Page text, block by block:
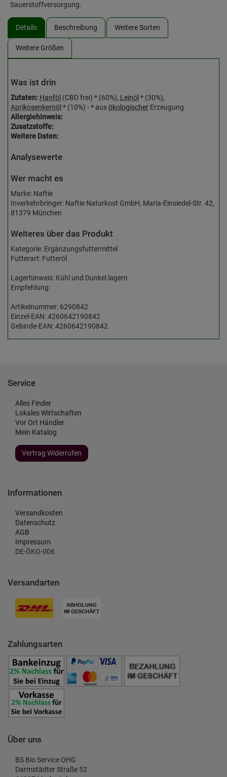
Sauerstoffversorgung.
Details Beschreibung Weitere Sorten
Weitere Größen
Was ist drin
Zutaten: Hanföl (CBD frei) * (60%), Leinöl * (30%),
Aprikosenkernöl * (10%) - * ausökologischer Erzeugung
Allergiehinweis:
Zusatzstoffe:
Weitere Daten:
Analysewerte
Wer macht es
Marke: Naftie
Inverkehrbringer: Naftie Naturkost GmbH, Maria-Einsiedel-Str. 42,
81379 München
Weiteres über das Produkt
Kategorie: Ergänzungsfuttermittel
Futterart: Futteröl
Lagerhinweis: Kühl und Dunkel lagern.
Empfehlung:
Artikelnummer: 6290842
Einzel-EAN: 4260642190842
Gebinde-EAN: 4260642190842
Service
Alles Finder
Lokales Wirtschaften
Vor Ort Händler
Mein Katalog
Vertrag Widerrufen
Informationen
Versandkosten
Datenschutz
AGB
Impressum
DE-ÖKO-006
Versandarten
Zahlungsarten
Über uns
BS Bio Service OHG
Darmstädter Straße 52